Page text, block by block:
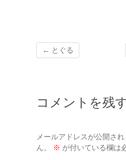
← とぐる
コメントを残
メールアドレスが公開さ
ん。
※ が付いている欄は